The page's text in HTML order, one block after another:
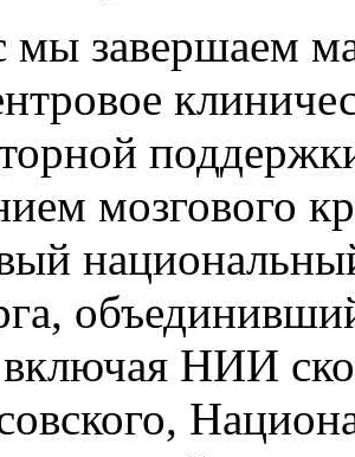
мы завершаем
мозгового
включая НИИ